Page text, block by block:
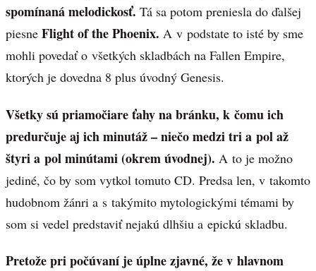
spomínaná melodickosť. Tá sa potom preniesla do ďalšej
piesne Flight of the Phoenix. A v podstate to isté by sme
mohli povedať o všetkých skladbách na Fallen Empire,
ktorých je dovedna 8 plus úvodný Genesis.
Všetky sú priamočiare ťahy na bránku, k čomu ich
predurčuje aj ich minutáž – niečo medzi tri a pol až
štyri a pol minútami (okrem úvodnej). A to je možno
jediné, čo by som vytkol tomuto CD. Predsa len, v takomto
hudobnom žánri a s takýmito mytologickými témami by
som si vedel predstaviť nejakú dlhšiu a epickú skladbu.
Pretože pri počúvaní je úplne zjavné, že v hlavnom